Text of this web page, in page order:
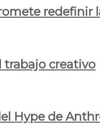
redefinir
trabajo creativo
Hype de